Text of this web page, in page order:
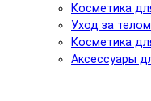
Косметика
Уход за
Косметика
Аксессуары